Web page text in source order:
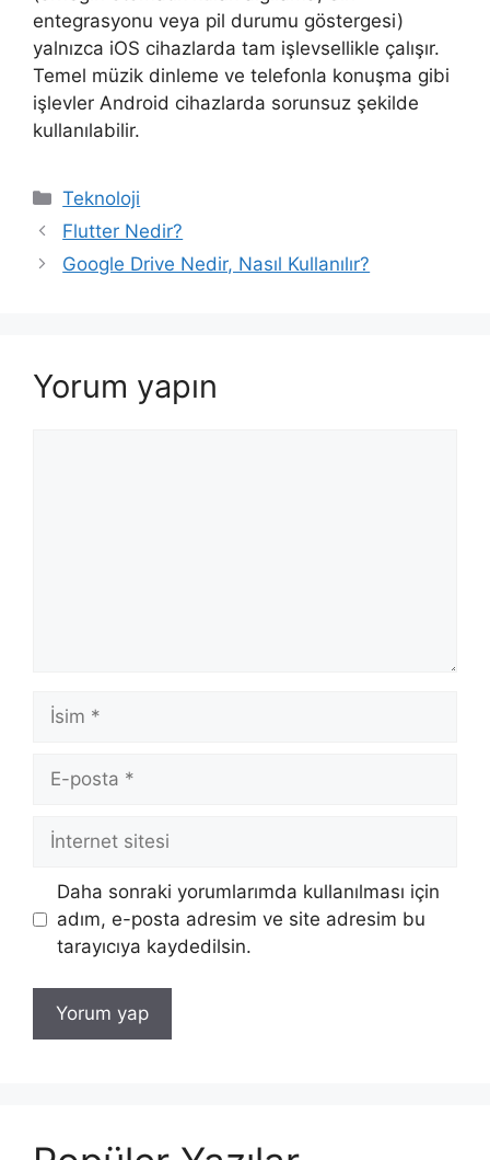
entegrasyonu veya pil durumu göstergesi)
yalnızca iOS cihazlarda tam işlevsellikle çalışır.
Temel müzik dinleme ve telefonla konuşma gibi
işlevler Android cihazlarda sorunsuz şekilde
kullanılabilir.
Kategoriler
Teknoloji
Flutter Nedir?
Google Drive Nedir, Nasıl Kullanılır?
Yorum yapın
İsim
posta
İnternet
sitesi
Daha sonraki yorumlarımda kullanılması için
adım, e-posta adresim ve site adresim bu
tarayıcıya kaydedilsin.